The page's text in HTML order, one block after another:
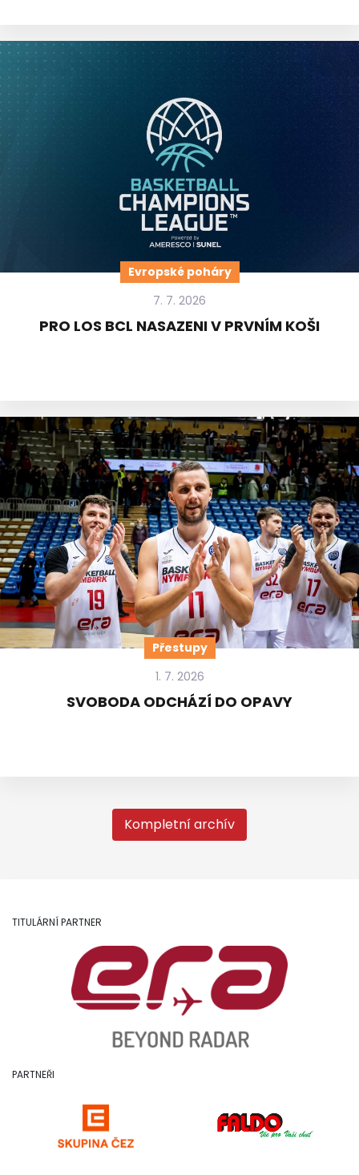
Evropské poháry
7. 7. 2026
PRO LOS BCL NASAZENI V PRVNÍM KOŠI
Přestupy
1. 7. 2026
SVOBODA ODCHÁZÍ DO OPAVY
Kompletní archív
TITULÁRNÍ PARTNER
PARTNEŘI